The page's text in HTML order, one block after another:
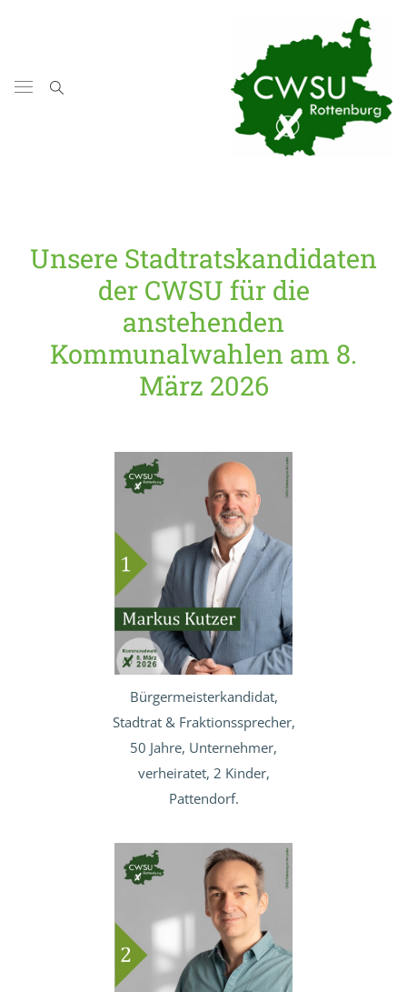
Unsere Stadtratskandidaten
der CWSU für die
anstehenden
Kommunalwahlen am 8.
März 2026
Bürgermeisterkandidat,
Stadtrat & Fraktionssprecher,
50 Jahre, Unternehmer,
verheiratet, 2 Kinder,
Pattendorf.